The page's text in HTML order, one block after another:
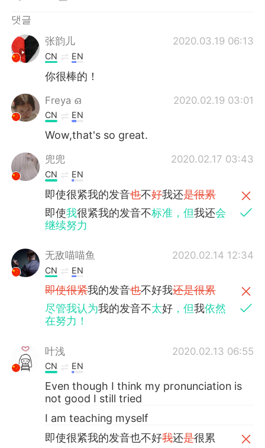
Deutsch
Русский
Indonesia
Português
댓글
张韵儿
2020.03.19 06:13
CN EN
你很棒的！
Freya ഒ 2020.02.19 03:01
CN EN
Wow,that's so great.
兜兜 2020.02.17 03:43
CN EN
即使很紧我的发音也不好我还是很累
即使我很紧我的发音不标准，但我还会
继续努力
无敌喵喵鱼 2020.02.14 12:34
CN EN
即使很紧我的发音也不好我还是很累
尽管我认为我的发音不太好 ，但我依然
在努力！
叶浅 2020.02.13 06:55
CN EN
Even though I think my pronunciation is
not good I still tried
I am teaching myself
即使很紧我的发音也不好我还是很累